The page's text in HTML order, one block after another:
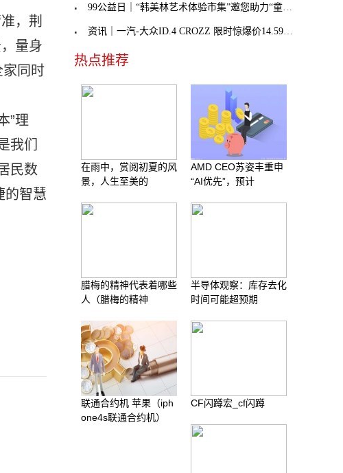
，荆
量身
家同时
”理
我们
民数
的智慧
99公益日｜“韩美林艺术体验市集”邀您助力“童音童
资讯｜一汽-大众ID.4 CROZZ 限时惊爆价14.59万元起
热点推荐
在雨中，赏阅初夏的风
景，人生至美的
AMD CEO苏姿丰重申
“AI优先”，预计
腊梅的精神代表着哪些
人（腊梅的精神
半导体观察：库存去化
时间可能超预期
联通合约机 苹果（iph
one4s联通合约机）
CF闪蹲宏_cf闪蹲